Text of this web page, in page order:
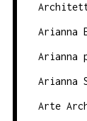
Arianna
Arianna
Arianna
Arte